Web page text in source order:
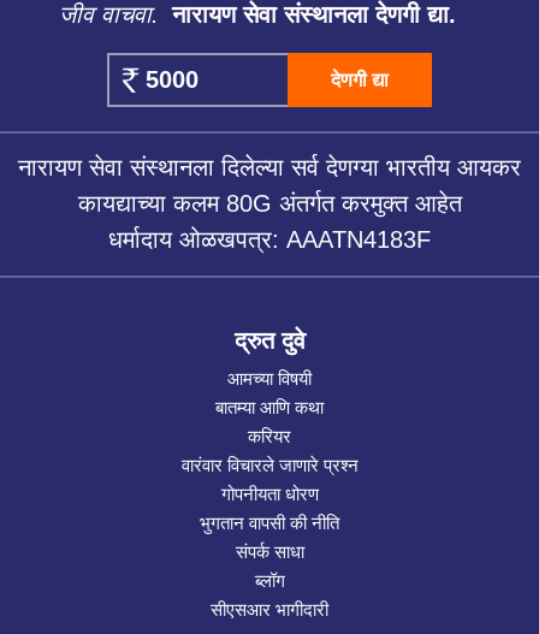
जीव वाचवा. नारायण सेवा संस्थानला देणगी द्या.
देणगी द्या
नारायण सेवा संस्थानला दिलेल्या सर्व देणग्या भारतीय आयकर
कायद्याच्या कलम 80G अंतर्गत करमुक्त आहेत
धर्मादाय ओळखपत्र: AAATN4183F
द्रुत दुवे
आमच्या विषयी
बातम्या आणि कथा
करियर
वारंवार विचारले जाणारे प्रश्न
गोपनीयता धोरण
भुगतान वापसी की नीति
संपर्क साधा
ब्लॉग
सीएसआर भागीदारी